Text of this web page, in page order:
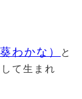
わかな） と
て生まれ